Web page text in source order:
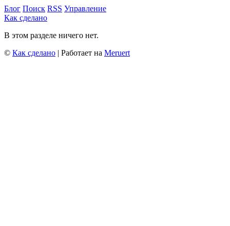
Блог Поиск RSS Управление
Как сделано
В этом разделе ничего нет.
© Как сделано | Работает на Meruert